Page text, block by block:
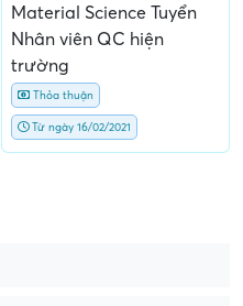
Material Science Tuyển
Nhân viên QC hiện
trường
Thỏa thuận
Từ ngày 16/02/2021